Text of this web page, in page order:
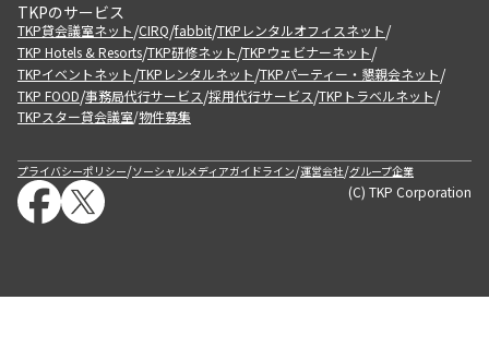
TKPのサービス
TKP貸会議室ネット/CIRQ/fabbit/TKPレンタルオフィスネット/
TKP Hotels & Resorts/TKP研修ネット/TKPウェビナーネット/
TKPイベントネット/TKPレンタルネット/TKPパーティー・懇親会ネット/
TKP FOOD/事務局代行サービス/採用代行サービス/TKPトラベルネット/
TKPスター貸会議室/物件募集
プライバシーポリシー/ソーシャルメディアガイドライン/運営会社/グループ企業
(C) TKP Corporation